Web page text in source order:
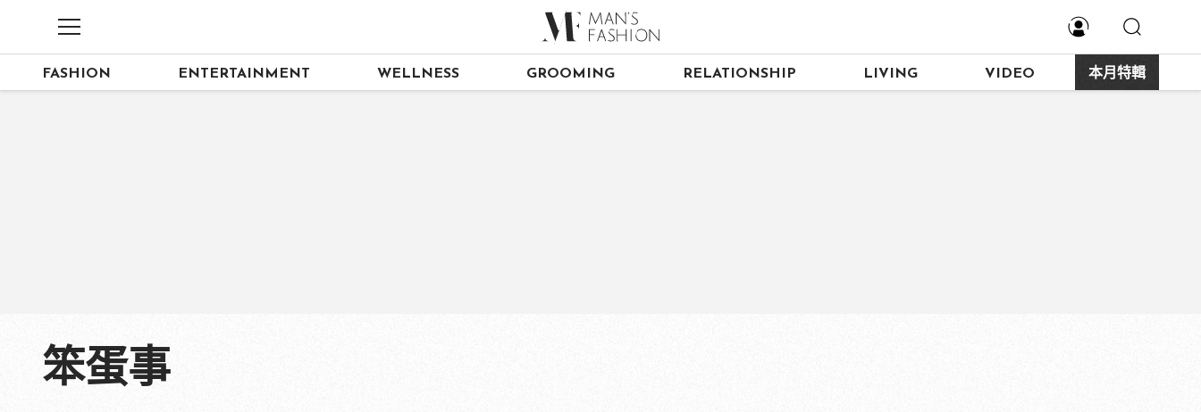
FASHION ENTERTAINMENT WELLNESS GROOMING RELATIONSHIP LIVING VIDEO 本月特輯
笨蛋事